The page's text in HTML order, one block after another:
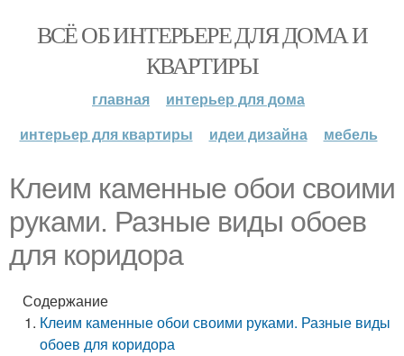
ВСЁ ОБ ИНТЕРЬЕРЕ ДЛЯ ДОМА И
КВАРТИРЫ
главная
интерьер для дома
интерьер для квартиры
идеи дизайна мебель
Клеим каменные обои своими
руками. Разные виды обоев
для коридора
Содержание
Клеим каменные обои своими руками. Разные виды
обоев для коридора